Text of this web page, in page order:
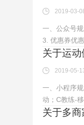
2019-03-
一、公众号
3. 优惠券优
关于运
2019-05-
一、小程序
动；C教练-
关于多